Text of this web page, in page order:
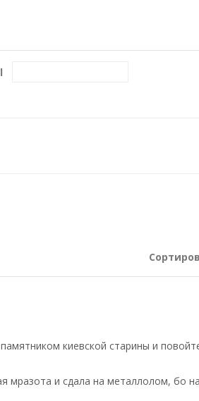
киевской старины и
мразота и сдала на металлолом, бо